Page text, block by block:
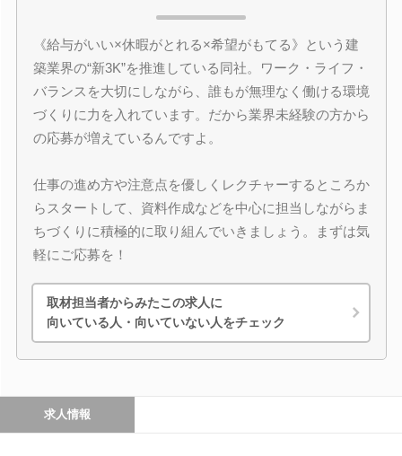
《給与がいい×休暇がとれる×希望がもてる》という建
築業界の“新3K”を推進している同社。ワーク・ライフ・
バランスを大切にしながら、誰もが無理なく働ける環境
づくりに力を入れています。だから業界未経験の方から
の応募が増えているんですよ。
仕事の進め方や注意点を優しくレクチャーするところか
らスタートして、資料作成などを中心に担当しながらま
ちづくりに積極的に取り組んでいきましょう。まずは気
軽にご応募を！
取材担当者からみたこの求人に
向いている人・向いていない人をチェック
求人情報